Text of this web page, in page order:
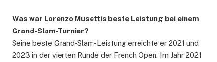
Was war Lorenzo Musettis beste Leistung bei einem
Grand-Slam-Turnier?
Seine beste Grand-Slam-Leistung erreichte er 2021 und
2023 in der vierten Runde der French Open. Im Jahr 2021